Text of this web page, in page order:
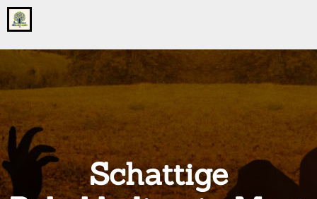
Go
to
home
onsgrotegezin.nl
Schattige